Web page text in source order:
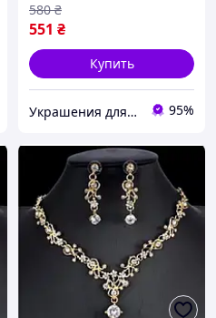
551 ₴
580 ₴
Купить
Украшения для волос - Интернет магазин Tiarav.com.ua 95%